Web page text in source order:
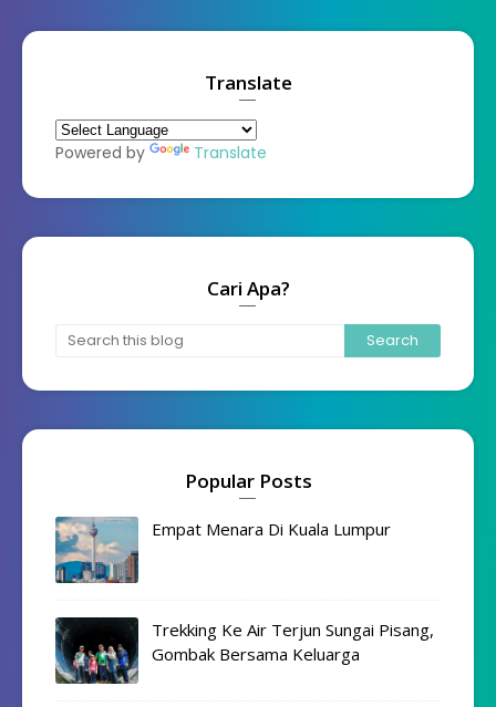
Translate
Powered by Translate
Cari Apa?
Popular Posts
Empat Menara Di Kuala Lumpur
Trekking Ke Air Terjun Sungai Pisang,
Gombak Bersama Keluarga